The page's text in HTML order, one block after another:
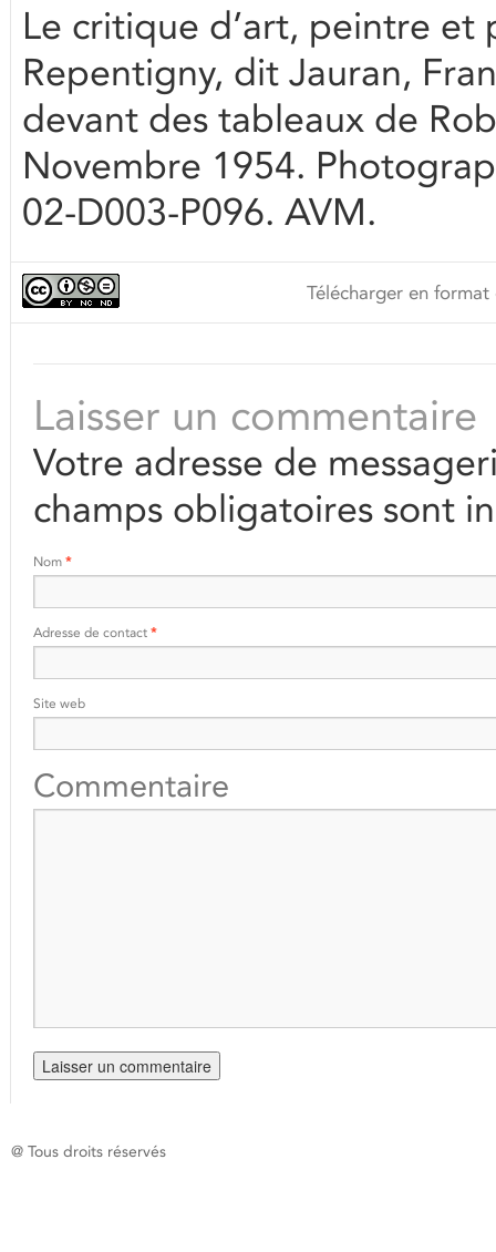
Le critique d’art, peintre
Repentigny, dit Jauran,
devant des tableaux de
Novembre 1954.
02-D003-P096. AVM.
Télécharger en
Laisser un commentaire
Votre adresse de
champs obligatoires sont
Nom *
Adresse de contact *
Site web
Commentaire
@ Tous droits réservés